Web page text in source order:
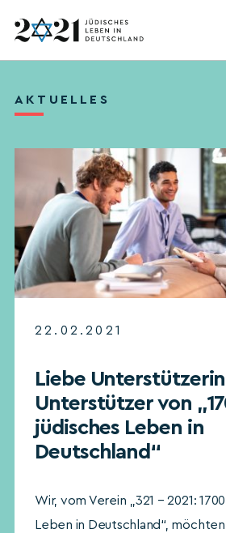
AKTUELLES
22.02.2021
Liebe
Unterstützer von
jüdisches Leben in
Deutschland“
Wir, vom Verein „321 – 2021:
Leben in Deutschland“,